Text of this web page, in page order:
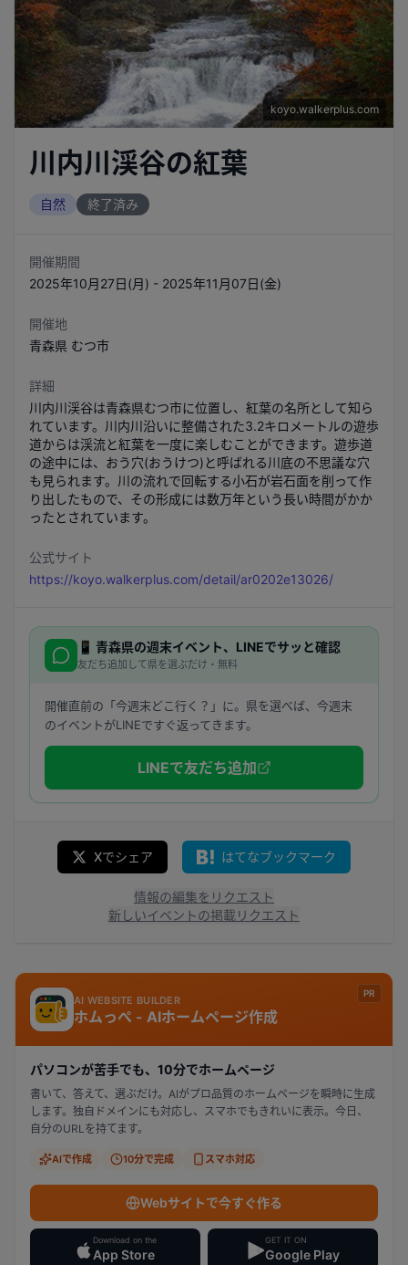
koyo.walkerplus.com
川内川渓谷の紅葉
自然 終了済み
開催期間
2025年10月27日(月) - 2025年11月07日(金)
開催地
青森県 むつ市
詳細
川内川渓谷は青森県むつ市に位置し、紅葉の名所として知ら
れています。川内川沿いに整備された3.2キロメートルの遊歩
道からは渓流と紅葉を一度に楽しむことができます。遊歩道
の途中には、おう穴(おうけつ)と呼ばれる川底の不思議な穴
も見られます。川の流れで回転する小石が岩石面を削って作
り出したもので、その形成には数万年という長い時間がかか
ったとされています。
公式サイト
https://koyo.walkerplus.com/detail/ar0202e13026/
📱 青森県の週末イベント、LINEでサッと確認
友だち追加して県を選ぶだけ・無料
開催直前の「今週末どこ行く？」に。県を選べば、今週末
のイベントがLINEですぐ返ってきます。
LINEで友だち追加
Xでシェア はてなブックマーク
情報の編集をリクエスト
新しいイベントの掲載リクエスト
PR
AI WEBSITE BUILDER
ホムっぺ - AIホームページ作成
パソコンが苦手でも、10分でホームページ
書いて、答えて、選ぶだけ。AIがプロ品質のホームページを瞬時に生成
します。独自ドメインにも対応し、スマホでもきれいに表示。今日、
自分のURLを持てます。
AIで作成 10分で完成 スマホ対応
Webサイトで今すぐ作る
Download on the
App Store
GET IT ON
Google Play